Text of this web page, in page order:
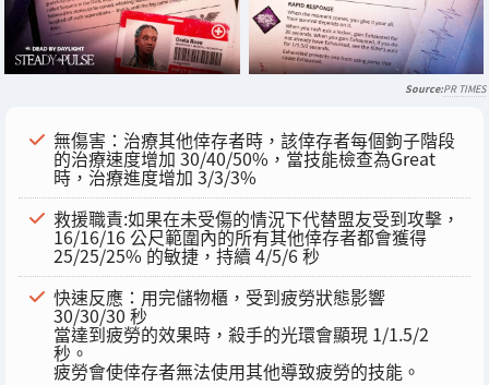
PR TIMES
無傷害：治療其他倖存者時，該倖存者每個鉤子階段
的治療速度增加 30/40/50%，當技能檢查為Great
時，治療進度增加 3/3/3%
救援職責:如果在未受傷的情況下代替盟友受到攻擊，
16/16/16 公尺範圍內的所有其他倖存者都會獲得
25/25/25% 的敏捷，持續 4/5/6 秒
快速反應：用完儲物櫃，受到疲勞狀態影響
30/30/30 秒
當達到疲勞的效果時，殺手的光環會顯現 1/1.5/2
秒。
疲勞會使倖存者無法使用其他導致疲勞的技能。